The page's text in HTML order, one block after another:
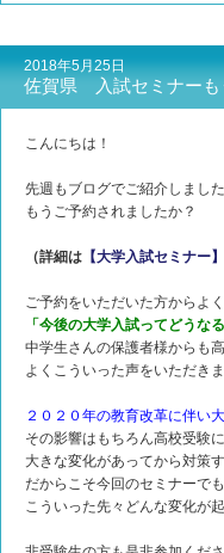
2018年5月25日
佐賀県 入試セミナーも
こんにちは！
先週もブログでご紹介しまし
もうご予約されましたか？
（詳細は 【大学入試セミナー】
ご予約をいただいた方からよ
「今後の大学入試ってどうなる
中学生さんの保護者様からも
よくこういった声をいただきま
２０２０年の教育改革に伴い
その影響はもちろん高校受験
大きな変化があってから対策
だからこそ今回のセミナーでも
こういった先々どんな変化が